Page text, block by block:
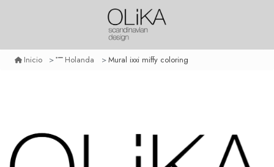
Inicio Holanda Mural ixxi miffy coloring